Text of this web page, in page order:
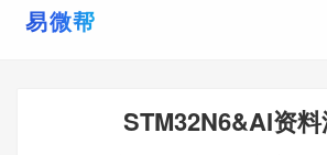
STM32N6&AI资